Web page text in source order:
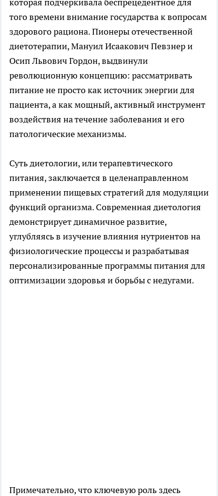
того времени внимание государства к вопросам
здорового рациона. Пионеры отечественной
диетотерапии, Мануил Исаакович Певзнер и
Осип Львович Гордон, выдвинули
революционную концепцию: рассматривать
питание не просто как источник энергии для
пациента, а как мощный, активный инструмент
воздействия на течение заболевания и его
патологические механизмы.
Суть диетологии, или терапевтического
питания, заключается в целенаправленном
применении пищевых стратегий для модуляции
функций организма. Современная диетология
демонстрирует динамичное развитие,
углубляясь в изучение влияния нутриентов на
физиологические процессы и разрабатывая
персонализированные программы питания для
оптимизации здоровья и борьбы с недугами.
Примечательно, что ключевую роль здесь